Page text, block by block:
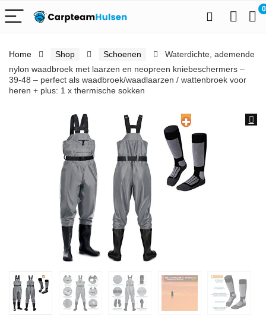
0
Home Shop Schoenen
Waterdichte, ademende
nylon waadbroek met laarzen en neopreen kniebeschermers –
39-48 – perfect als waadbroek/waadlaarzen / wattenbroek voor
heren + plus: 1 x thermische sokken